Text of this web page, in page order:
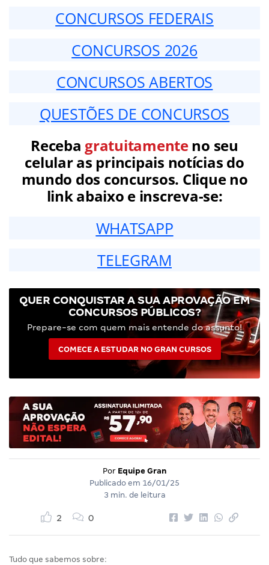
CONCURSOS FEDERAIS
CONCURSOS 2026
CONCURSOS ABERTOS
QUESTÕES DE CONCURSOS
Receba gratuitamenteno seu
celular as principais notícias do
mundo dos concursos. Clique no
link abaixo e inscreva-se:
WHATSAPP
TELEGRAM
QUER CONQUISTAR A SUA APROVAÇÃO EM
CONCURSOS PÚBLICOS?
Prepare-se com quem mais entende do assunto!
COMECE A ESTUDAR NO GRAN CURSOS
Por Equipe Gran
Publicado em 16/01/25
3 min. de leitura
2 0
Tudo que sabemos sobre: